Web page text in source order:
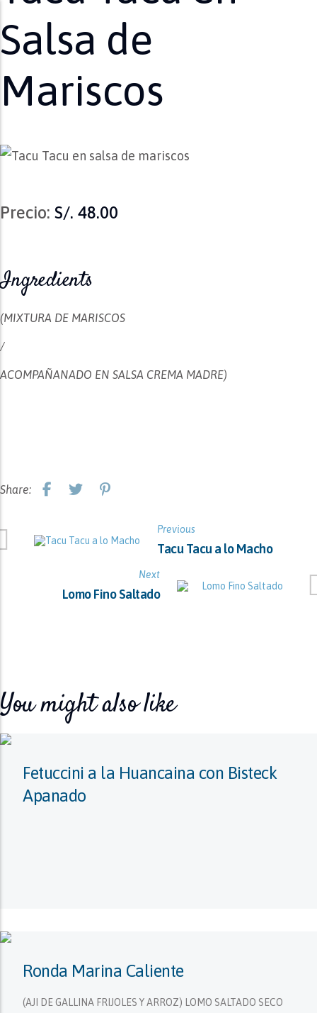
Salsa de
Mariscos
Precio: S/. 48.00
Ingredients
(MIXTURA DE MARISCOS
/
ACOMPAÑANADO EN SALSA CREMA MADRE)
Share:
Previous
Tacu Tacu a lo Macho
Next
Lomo Fino Saltado
You might also like
Fetuccini a la Huancaina con Bisteck
Apanado
Ronda Marina Caliente
(AJI DE GALLINA FRIJOLES Y ARROZ) LOMO SALTADO SECO